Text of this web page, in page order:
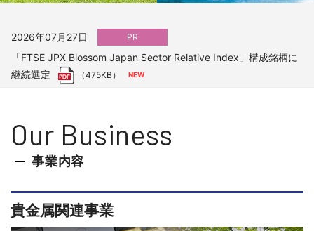
2026年07月27日 PR
「FTSE JPX Blossom Japan Sector Relative Index」構成銘柄に
継続選定
（475KB）
『Newsweek International』および『The Worldfolio』に松田芳
明社長のインタビュー記事が掲載されました
2026年07月08日
QUICK & NOMURA コーポレートリサーチによる弊社レポート公
Our Business
事業内容
貴金属関連事業